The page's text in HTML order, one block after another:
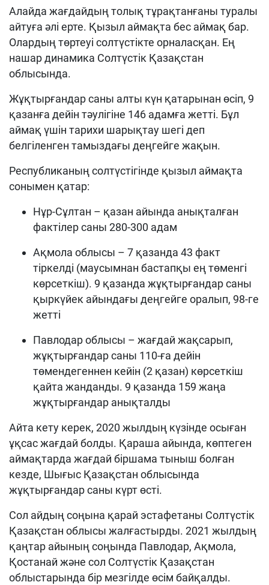
Алайда жағдайдың толық тұрақтанғаны туралы
айтуға әлі ерте. Қызыл аймақта бес аймақ бар.
Олардың төртеуі солтүстікте орналасқан. Ең
нашар динамика Солтүстік Қазақстан
облысында.
Жұқтырғандар саны алты күн қатарынан өсіп, 9
қазанға дейін тәулігіне 146 адамға жетті. Бұл
аймақ үшін тарихи шарықтау шегі деп
белгіленген тамыздағы деңгейге жақын.
Республиканың солтүстігінде қызыл аймақта
сонымен қатар:
Нұр-Сұлтан – қазан айында анықталған
фактілер саны 280-300 адам
Ақмола облысы – 7 қазанда 43 факт
тіркелді (маусымнан бастапқы ең төменгі
көрсеткіш). 9 қазанда жұқтырғандар саны
қыркүйек айындағы деңгейге оралып, 98-ге
жетті
Павлодар облысы – жағдай жақсарып,
жұқтырғандар саны 110-ға дейін
төмендегеннен кейін (2 қазан) көрсеткіш
қайта жанданды. 9 қазанда 159 жаңа
жұқтырғандар анықталды
Айта кету керек, 2020 жылдың күзінде осыған
ұқсас жағдай болды. Қараша айында, көптеген
аймақтарда жағдай біршама тыныш болған
кезде, Шығыс Қазақстан облысында
жұқтырғандар саны күрт өсті.
Сол айдың соңына қарай эстафетаны Солтүстік
Қазақстан облысы жалғастырды. 2021 жылдың
қаңтар айының соңында Павлодар, Ақмола,
Қостанай және сол Солтүстік Қазақстан
облыстарында бір мезгілде өсім байқалды.